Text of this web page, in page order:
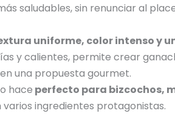
saludables, sin renunciar al
uniforme, color intenso y
y calientes, permite crear
una propuesta gourmet.
hace perfecto para bizcochos,
ingredientes protagonistas.